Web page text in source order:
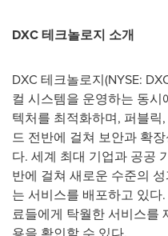
DXC테크놀로지 소개
DXC 테크놀로지(NYSE:
컬 시스템을 운영하는 동
텍처를 최적화하며, 퍼블
드 전반에 걸쳐 보안과 확
다. 세계 최대 기업과 공공
반에 걸쳐 새로운 수준의
는 서비스를 배포하고 있
료들에게 탁월한 서비스를